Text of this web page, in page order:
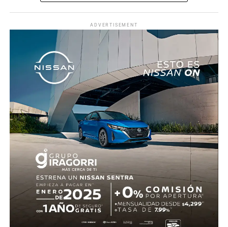
Roberto “Piojo” Alvarado asistió a Julián Quiñones, quien
definió con categoría dentro del área para abrir el
marcador.
El dominio mexicano se mantuvo y no tardó en reflejarse
nuevamente. Al 31’, una recuperación en zona alta
permitió a Quiñones devolverle el balón a Raúl Jiménez,
quien sacó un potente disparo al ángulo para firmar el 2-
0.
Antes del descanso, el arquero Luis Ángel “Tala” Rangel
evitó el descuento con una gran atajada, manteniendo la
ventaja para el conjunto tricolor.
En la segunda mitad, Ecuador adelantó líneas y buscó
reaccionar con cambios ofensivos, pero careció de
claridad frente al arco. México, por su parte, optó por
ADVERTISEMENT